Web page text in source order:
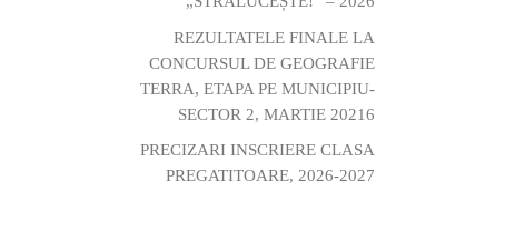
REZULTATELE FINALE LA
CONCURSUL DE GEOGRAFIE
TERRA, ETAPA PE MUNICIPIU-
SECTOR 2, MARTIE 20216
PRECIZARI INSCRIERE CLASA
PREGATITOARE, 2026-2027